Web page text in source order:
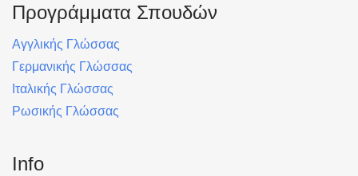
Προγράμματα Σπουδών
Αγγλικής Γλώσσας
Γερμανικής Γλώσσας
Ιταλικής Γλώσσας
Ρωσικής Γλώσσας
Info